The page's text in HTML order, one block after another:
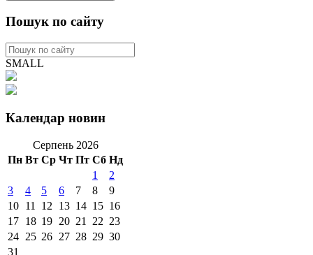
Пошук по сайту
SMALL
Календар новин
Серпень 2026
Пн Вт Ср Чт Пт Сб Нд
1
2
3
4 5 6 7 8
9
10 11 12 13 14 15 16
17 18 19 20 21 22 23
24 25 26 27 28 29 30
31